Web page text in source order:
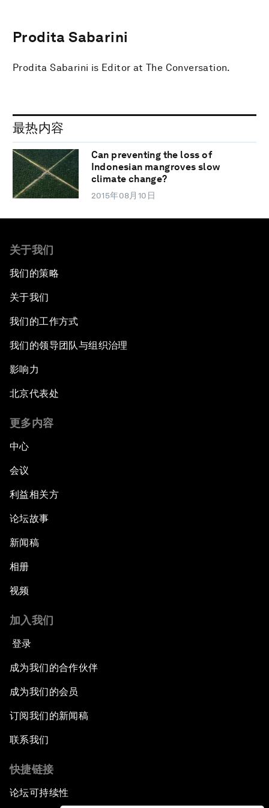
Prodita Sabarini
Prodita Sabarini is Editor at The Conversation.
最热内容
Can preventing the loss of
Indonesian mangroves slow
climate change?
2015年08月10日
关于我们
我们的策略
关于我们
我们的工作方式
我们的领导团队与组织治理
影响力
北京代表处
更多内容
中心
会议
利益相关方
论坛故事
新闻稿
相册
视频
加入我们
登录
成为我们的合作伙伴
成为我们的会员
订阅我们的新闻稿
联系我们
快捷链接
论坛可持续性